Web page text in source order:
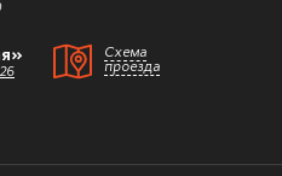
Схема
проезда